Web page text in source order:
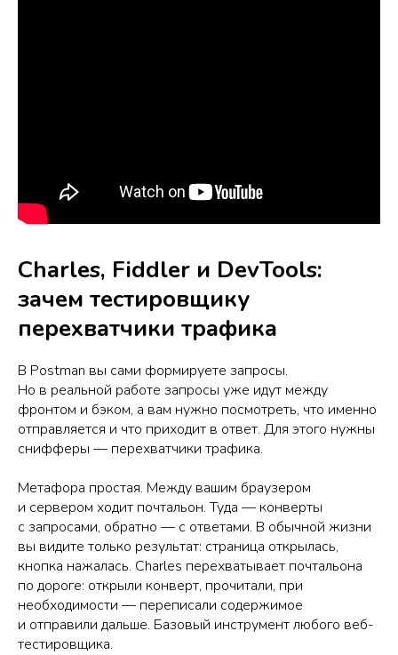
Charles, Fiddler и DevTools:
зачем тестировщику
перехватчики трафика
В Postman вы сами формируете запросы.
Но в реальной работе запросы уже идут между
фронтом и бэком, а вам нужно посмотреть, что именно
отправляется и что приходит в ответ. Для этого нужны
снифферы — перехватчики трафика.
Метафора простая. Между вашим браузером
и сервером ходит почтальон. Туда — конверты
с запросами, обратно — с ответами. В обычной жизни
вы видите только результат: страница открылась,
кнопка нажалась. Charles перехватывает почтальона
по дороге: открыли конверт, прочитали, при
необходимости — переписали содержимое
и отправили дальше. Базовый инструмент любого веб-
тестировщика.